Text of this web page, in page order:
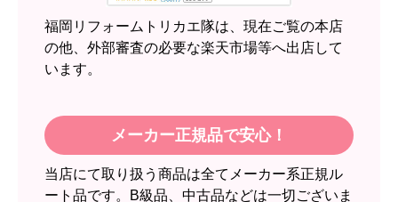
福岡リフォームトリカエ隊は、現在ご覧の本店
の他、外部審査の必要な楽天市場等へ出店して
います。
メーカー正規品で安心！
当店にて取り扱う商品は全てメーカー系正規ル
ート品です。B級品、中古品などは一切ございま